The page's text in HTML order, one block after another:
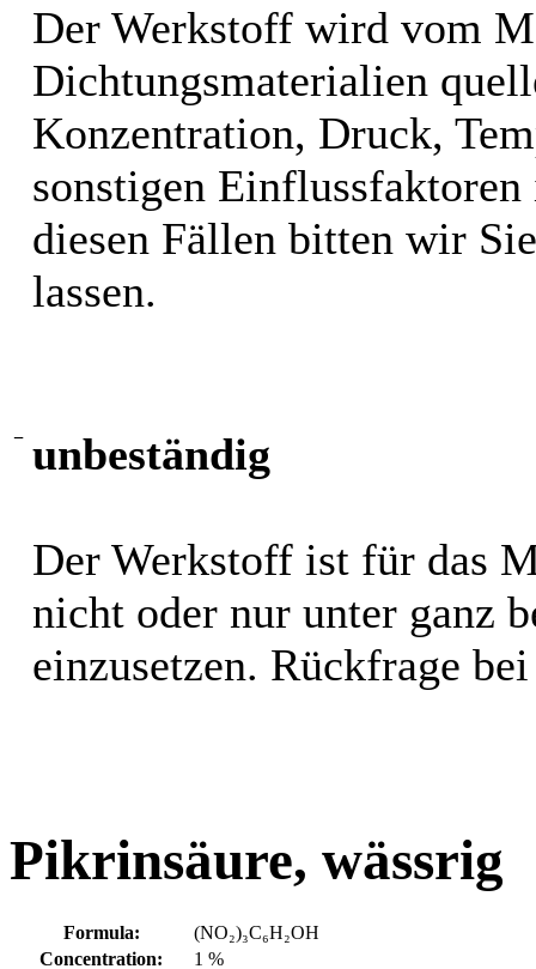
Der Werkstoff wird vom
Dichtungsmaterialien
Konzentration, Druck,
sonstigen
diesen Fällen bitten wir
lassen.
− unbeständig
Der Werkstoff ist für das
nicht oder nur unter ganz
einzusetzen. Rückfrage
Pikrinsäure, wässrig
Formula:
(NO₂)₃C₆H₂OH
Concentration:
1 %